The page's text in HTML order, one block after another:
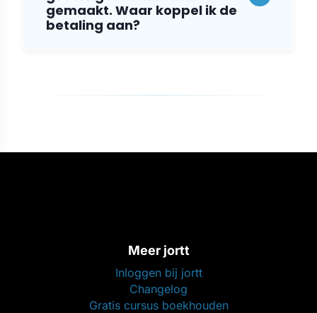
gemaakt. Waar koppel ik de
betaling aan?
Meer jortt
Inloggen bij jortt
Changelog
Gratis cursus boekhouden